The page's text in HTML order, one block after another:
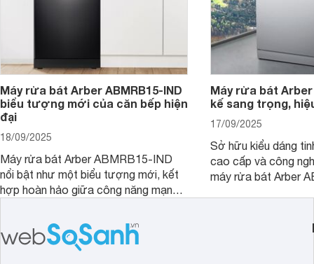
Máy rửa bát Arber ABMRB15-IND
biểu tượng mới của căn bếp hiện
đại
18/09/2025
Máy rửa bát Arber ABMRB15-IND
nổi bật như một biểu tượng mới, kết
hợp hoàn hảo giữa công năng mạnh
thủ đắc lực giúp giải phóng đôi tay,
mang lại sự thoải mái và sang trọng
trong từng khoảnh khắc quây quần.
Máy rửa bát
kế sang trọng,
17/09/2025
Sở hữu kiểu dáng
cao cấp và công
máy rửa bát Arber
luôn sạch bóng,